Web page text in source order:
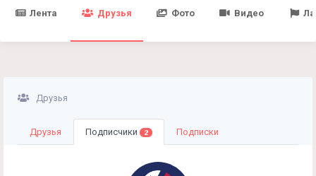
Лента Друзья Фото Видео
Друзья
Друзья Подписчики 2 Подписки